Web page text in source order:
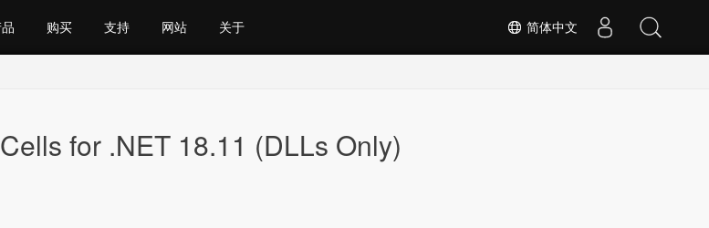
简体中文
购买 支持 网站 关于
for .NET 18.11 (DLLs Only)